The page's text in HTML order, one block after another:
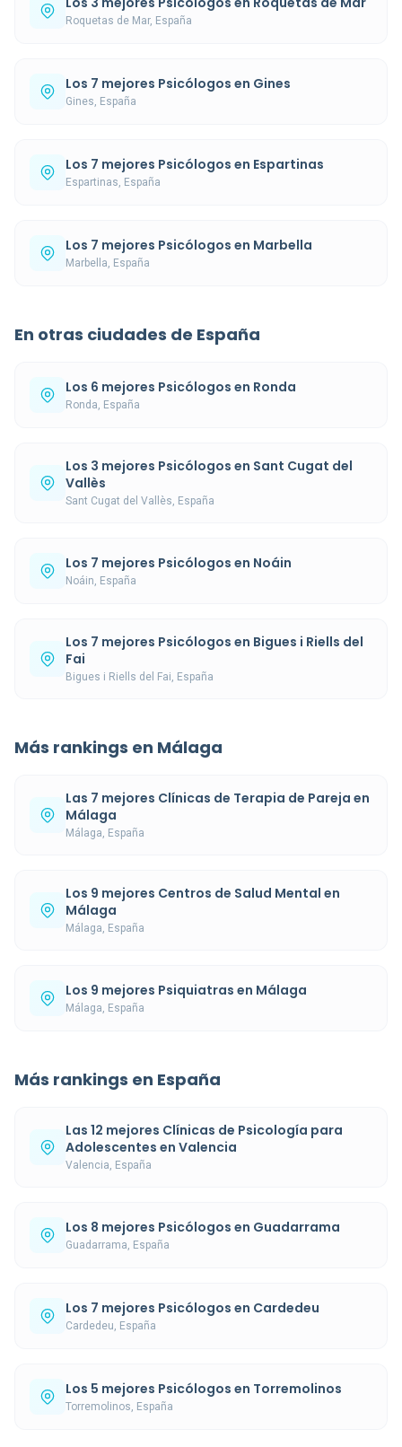
Roquetas de Mar, España
Los 7 mejores Psicólogos en Gines
Gines, España
Los 7 mejores Psicólogos en Espartinas
Espartinas, España
Los 7 mejores Psicólogos en Marbella
Marbella, España
En otras ciudades de España
Los 6 mejores Psicólogos en Ronda
Ronda, España
Los 3 mejores Psicólogos en Sant Cugat del
Vallès
Sant Cugat del Vallès, España
Los 7 mejores Psicólogos en Noáin
Noáin, España
Los 7 mejores Psicólogos en Bigues i Riells del
Fai
Bigues i Riells del Fai, España
Más rankings en Málaga
Las 7 mejores Clínicas de Terapia de Pareja en
Málaga
Málaga, España
Los 9 mejores Centros de Salud Mental en
Málaga
Málaga, España
Los 9 mejores Psiquiatras en Málaga
Málaga, España
Más rankings en España
Las 12 mejores Clínicas de Psicología para
Adolescentes en Valencia
Valencia, España
Los 8 mejores Psicólogos en Guadarrama
Guadarrama, España
Los 7 mejores Psicólogos en Cardedeu
Cardedeu, España
Los 5 mejores Psicólogos en Torremolinos
Torremolinos, España